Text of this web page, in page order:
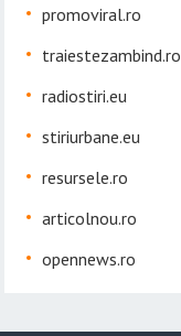
promoviral.ro
traiestezambind.ro
radiostiri.eu
stiriurbane.eu
resursele.ro
articolnou.ro
opennews.ro